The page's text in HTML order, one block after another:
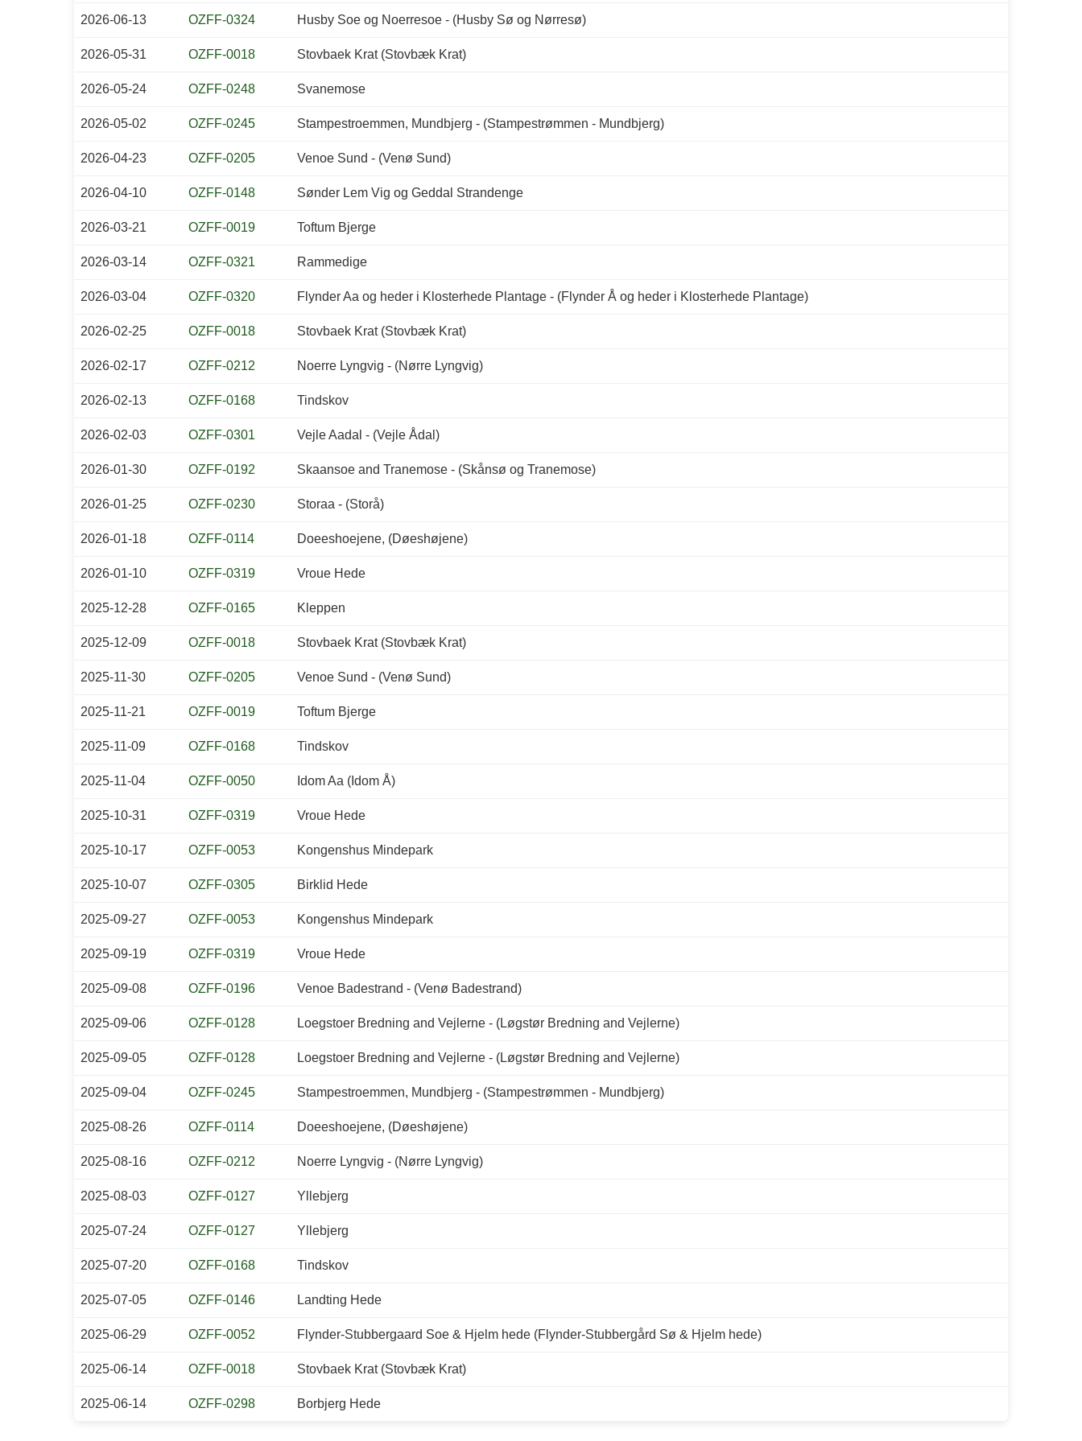
2026-06-13 OZFF-0324 Husby Soe og Noerresoe - (Husby Sø og Nørresø)
2026-05-31 OZFF-0018 Stovbaek Krat (Stovbæk Krat)
2026-05-24 OZFF-0248 Svanemose
2026-05-02 OZFF-0245 Stampestroemmen, Mundbjerg - (Stampestrømmen - Mundbjerg)
2026-04-23 OZFF-0205 Venoe Sund - (Venø Sund)
2026-04-10 OZFF-0148 Sønder Lem Vig og Geddal Strandenge
2026-03-21 OZFF-0019 Toftum Bjerge
2026-03-14 OZFF-0321 Rammedige
2026-03-04 OZFF-0320 Flynder Aa og heder i Klosterhede Plantage - (Flynder Å og heder i Klosterhede Plantage)
2026-02-25 OZFF-0018 Stovbaek Krat (Stovbæk Krat)
2026-02-17 OZFF-0212 Noerre Lyngvig - (Nørre Lyngvig)
2026-02-13 OZFF-0168 Tindskov
2026-02-03 OZFF-0301 Vejle Aadal - (Vejle Ådal)
2026-01-30 OZFF-0192 Skaansoe and Tranemose - (Skånsø og Tranemose)
2026-01-25 OZFF-0230 Storaa - (Storå)
2026-01-18 OZFF-0114 Doeeshoejene, (Døeshøjene)
2026-01-10 OZFF-0319 Vroue Hede
2025-12-28 OZFF-0165 Kleppen
2025-12-09 OZFF-0018 Stovbaek Krat (Stovbæk Krat)
2025-11-30 OZFF-0205 Venoe Sund - (Venø Sund)
2025-11-21 OZFF-0019 Toftum Bjerge
2025-11-09 OZFF-0168 Tindskov
2025-11-04 OZFF-0050 Idom Aa (Idom Å)
2025-10-31 OZFF-0319 Vroue Hede
2025-10-17 OZFF-0053 Kongenshus Mindepark
2025-10-07 OZFF-0305 Birklid Hede
2025-09-27 OZFF-0053 Kongenshus Mindepark
2025-09-19 OZFF-0319 Vroue Hede
2025-09-08 OZFF-0196 Venoe Badestrand - (Venø Badestrand)
2025-09-06 OZFF-0128 Loegstoer Bredning and Vejlerne - (Løgstør Bredning and Vejlerne)
2025-09-05 OZFF-0128 Loegstoer Bredning and Vejlerne - (Løgstør Bredning and Vejlerne)
2025-09-04 OZFF-0245 Stampestroemmen, Mundbjerg - (Stampestrømmen - Mundbjerg)
2025-08-26 OZFF-0114 Doeeshoejene, (Døeshøjene)
2025-08-16 OZFF-0212 Noerre Lyngvig - (Nørre Lyngvig)
2025-08-03 OZFF-0127 Yllebjerg
2025-07-24 OZFF-0127 Yllebjerg
2025-07-20 OZFF-0168 Tindskov
2025-07-05 OZFF-0146 Landting Hede
2025-06-29 OZFF-0052 Flynder-Stubbergaard Soe & Hjelm hede (Flynder-Stubbergård Sø & Hjelm hede)
2025-06-14 OZFF-0018 Stovbaek Krat (Stovbæk Krat)
2025-06-14 OZFF-0298 Borbjerg Hede